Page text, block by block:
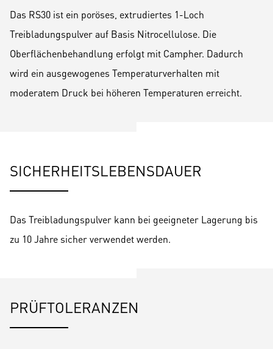
Das RS30 ist ein poröses, extrudiertes 1-Loch
Treibladungspulver auf Basis Nitrocellulose. Die
Oberflächenbehandlung erfolgt mit Campher. Dadurch
wird ein ausgewogenes Temperaturverhalten mit
moderatem Druck bei höheren Temperaturen erreicht.
SICHERHEITSLEBENSDAUER
Das Treibladungspulver kann bei geeigneter Lagerung bis
zu 10 Jahre sicher verwendet werden.
PRÜFTOLERANZEN